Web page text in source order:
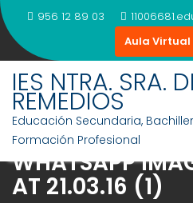
Saltar
al
contenido
956 12 89 03
Aula
IES NTRA. SRA.
REMEDIOS
Educación Secundaria,
Formación Profesional
WHATSAPP
AT 21.03.16 (1)